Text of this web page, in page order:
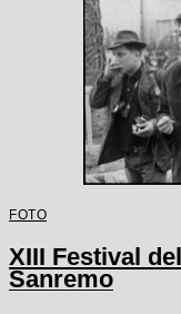
FOTO
XIII Festival
Sanremo